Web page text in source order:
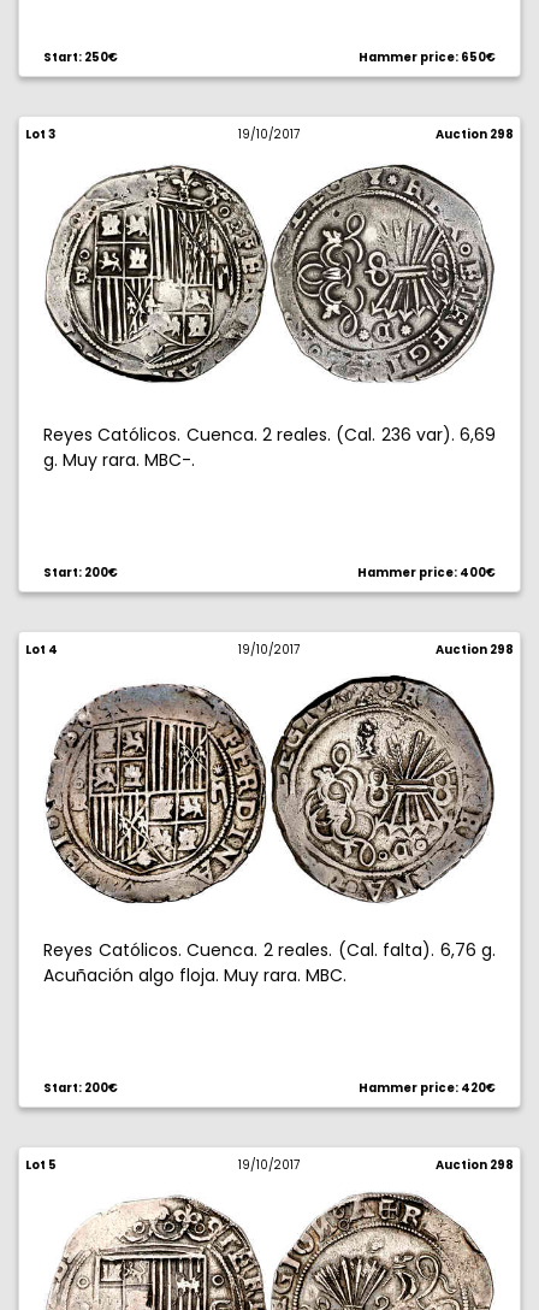
Start: 250€ Hammer price: 650€
Lot 3 19/10/2017 Auction 298
Reyes Católicos. Cuenca. 2 reales. (Cal. 236 var). 6,69
g. Muy rara. MBC-.
Start: 200€ Hammer price: 400€
Lot 4 19/10/2017 Auction 298
Reyes Católicos. Cuenca. 2 reales. (Cal. falta). 6,76 g.
Acuñación algo floja. Muy rara. MBC.
Start: 200€ Hammer price: 420€
Lot 5 19/10/2017 Auction 298